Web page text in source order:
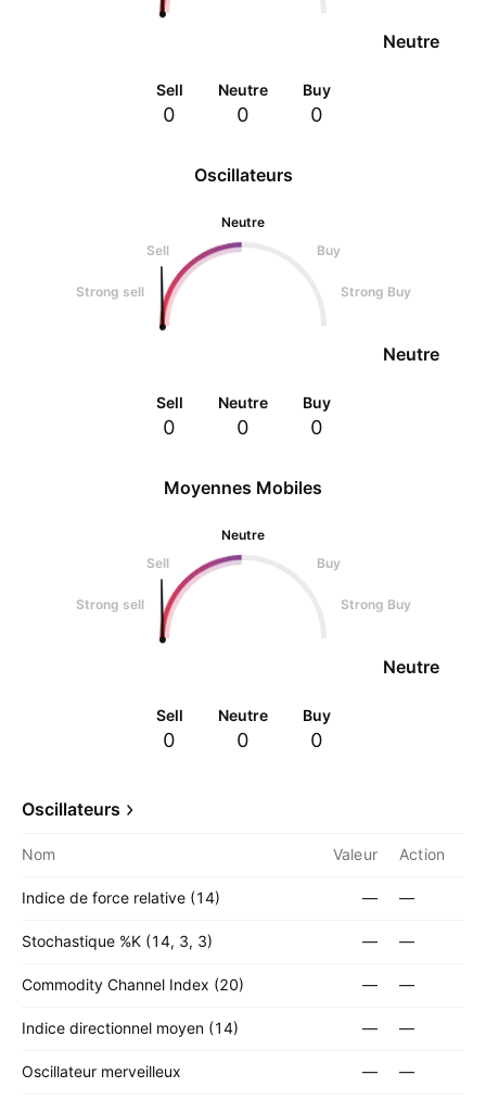
Oscillateurs
Neutre
Sell
Buy
Strong sell Strong Buy
Neutre
Sell
0
Neutre
0
Buy
0
Neutre
Sell
0
Neutre
0
Buy
0
Moyennes Mobiles
Neutre
Sell
Buy
Strong sell Strong Buy
Neutre
Sell
0
Neutre
0
Buy
0
Oscillateurs
Nom Valeur Action
Indice de force relative (14) — —
Stochastique %K (14, 3, 3) — —
Commodity Channel Index (20) — —
Indice directionnel moyen (14) — —
Oscillateur merveilleux — —